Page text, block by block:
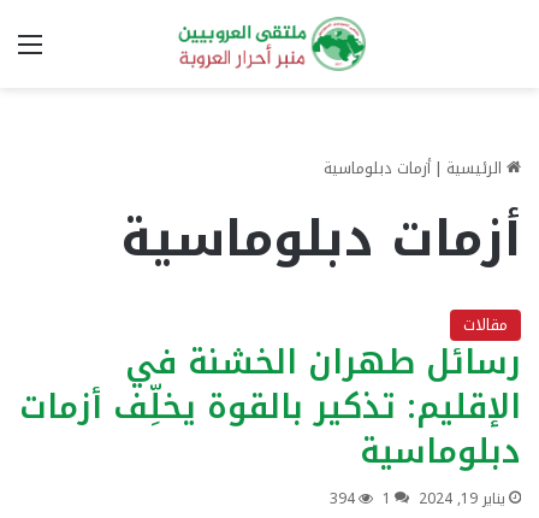
الرئيسية | أزمات دبلوماسية
أزمات دبلوماسية
مقالات
رسائل طهران الخشنة في
الإقليم: تذكير بالقوة يخلِّف أزمات
دبلوماسية
يناير 19, 2024 1
394